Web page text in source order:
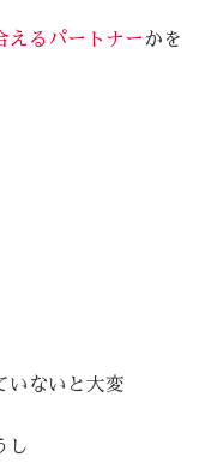
えるパートナーかを
いないと大変
し